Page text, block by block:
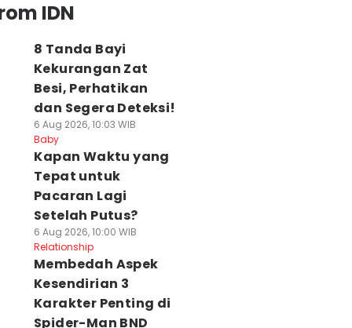
IDN
8 Tanda Bayi
Kekurangan Zat
Besi, Perhatikan
dan Segera Deteksi!
6 Aug 2026, 10:03 WIB
Baby
⁠Kapan Waktu yang
Tepat untuk
Pacaran Lagi
Setelah Putus?
6 Aug 2026, 10:00 WIB
Relationship
Membedah Aspek
Kesendirian 3
Karakter Penting di
Spider-Man BND